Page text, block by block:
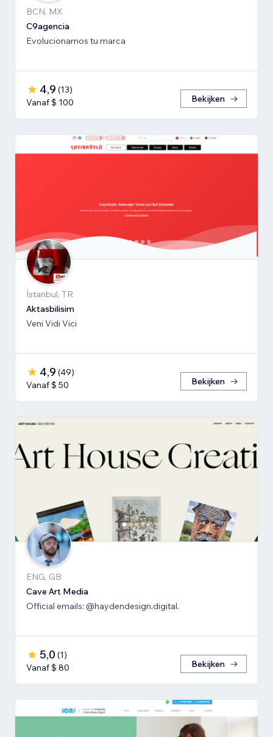
BCN, MX
C9agencia
Evolucionamos tu marca
4,9 (13)
Vanaf $ 100
Bekijken
İstanbul, TR
Aktasbilisim
Veni Vidi Vici
4,9 (49)
Vanaf $ 50
Bekijken
ENG, GB
Cave Art Media
Official emails: @haydendesign.digital.
5,0 (1)
Vanaf $ 80
Bekijken